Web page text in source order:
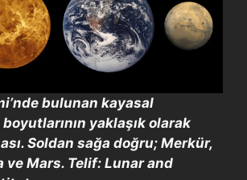
bulunan kayasal
yaklaşık olarak
Soldan sağa doğru; Merkür,
ve Mars. Telif: Lunar and